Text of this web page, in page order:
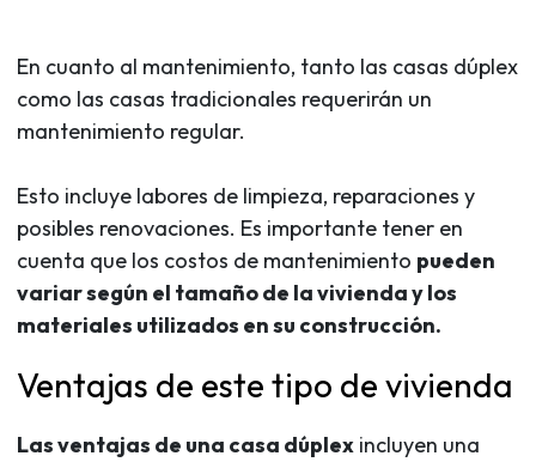
En cuanto al mantenimiento, tanto las casas dúplex
como las casas tradicionales requerirán un
mantenimiento regular.
Esto incluye labores de limpieza, reparaciones y
posibles renovaciones. Es importante tener en
cuenta que los costos de mantenimiento pueden
variar según el tamaño de la vivienda y los
materiales utilizados en su construcción.
Ventajas de este tipo de vivienda
Las ventajas de una casa dúplex incluyen una